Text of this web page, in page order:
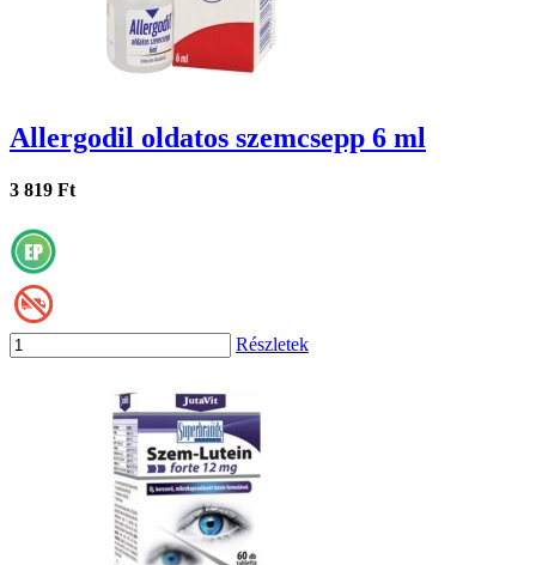
Allergodil oldatos szemcsepp 6 ml
3 819 Ft
Részletek